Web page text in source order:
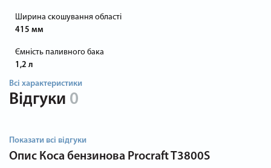
Ширина скошування області
415 мм
Ємність паливного бака
1,2 л
Всі характеристики
Відгуки 0
Показати всі відгуки
Опис Коса бензинова Procraft T3800S